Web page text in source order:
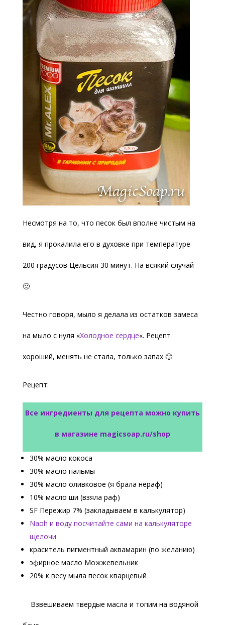
Несмотря на то, что песок был вполне чистым на
вид, я прокалила его в духовке при температуре
200 градусов Цельсия 30 минут. На всякий случай
🙂
Честно говоря, мыло я делала из остатков замеса
на мыло с нуля «Холодное сердце«. Рецепт
хороший, менять не стала, только запах 🙂
Рецепт:
Все ингредиенты для рецепта можно купить
в магазине magicsoap.ru/shop
30% масло кокоса
30% масло пальмы
30% масло оливковое (я брала нераф)
10% масло ши (взяла раф)
SF Пережир 7% (закладываем в калькулятор)
Naoh и воду посчитайте сами на калькуляторе
щелочи
краситель пигментный аквамарин (по желанию)
эфирное масло Можжевельник
20% к весу мыла песок кварцевый
Взвешиваем твердые масла и топим на водяной